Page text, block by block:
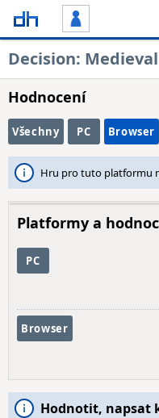
Decision: Medieval
Hodnocení
Všechny PC Browser
Hru pro tuto platformu
Platformy a
PC
Browser
Hodnotit, napsat